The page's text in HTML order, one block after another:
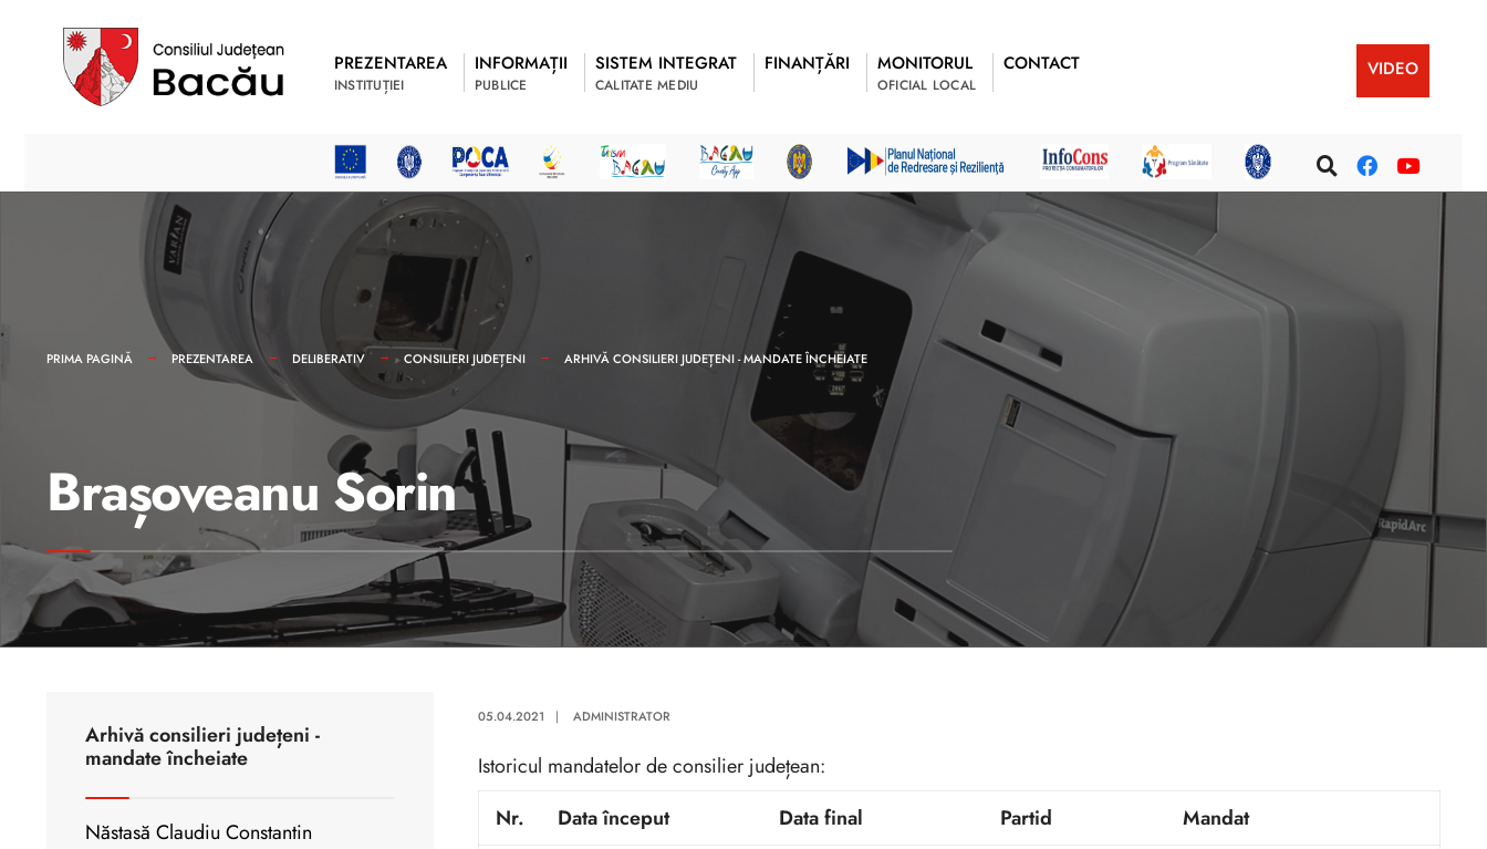
PREZENTAREA
INSTITUȚIEI
INFORMAȚII
PUBLICE
SISTEM INTEGRAT
CALITATE MEDIU
FINANȚĂRI MONITORUL
OFICIAL LOCAL
CONTACT VIDEO
PRIMA PAGINĂ PREZENTAREA DELIBERATIV CONSILIERI JUDEȚENI ARHIVĂ CONSILIERI JUDEȚENI - MANDATE ÎNCHEIATE
Brașoveanu Sorin
05.04.2021 | ADMINISTRATOR
Istoricul mandatelor de consilier județean:
Nr.
Data început Data final Partid
Mandat
Arhivă consilieri județeni -
mandate încheiate
Năstasă Claudiu Constantin